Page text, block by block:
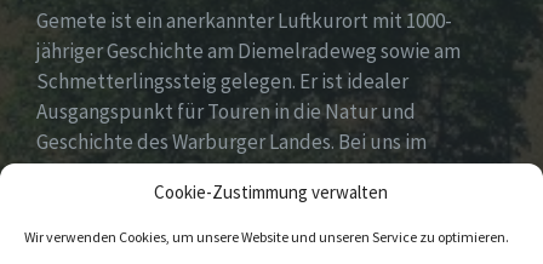
Cookie-Zustimmung verwalten
Wir verwenden Cookies, um unsere Website und unseren Service zu optimieren.
Gemete ist ein anerkannter Luftkurort mit 1000-
jähriger Geschichte am Diemelradeweg sowie am
Schmetterlingssteig gelegen. Er ist idealer
Ausgangspunkt für Touren in die Natur und
Geschichte des Warburger Landes. Bei uns im
Diemeltal gibt es ein buntes Dorfleben und viel
ehrenamtliches Engagement.